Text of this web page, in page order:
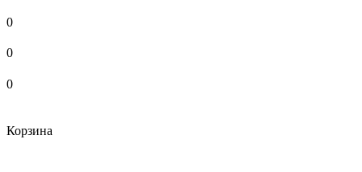
0
0
0
Корзина